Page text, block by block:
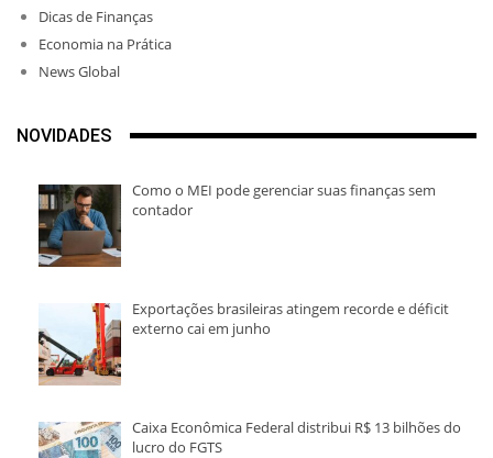
Dicas de Finanças
Economia na Prática
News Global
NOVIDADES
Como o MEI pode gerenciar suas finanças sem
contador
Exportações brasileiras atingem recorde e déficit
externo cai em junho
Caixa Econômica Federal distribui R$ 13 bilhões do
lucro do FGTS